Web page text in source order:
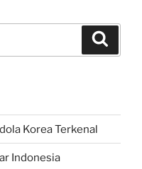
Korea Terkenal
Indonesia